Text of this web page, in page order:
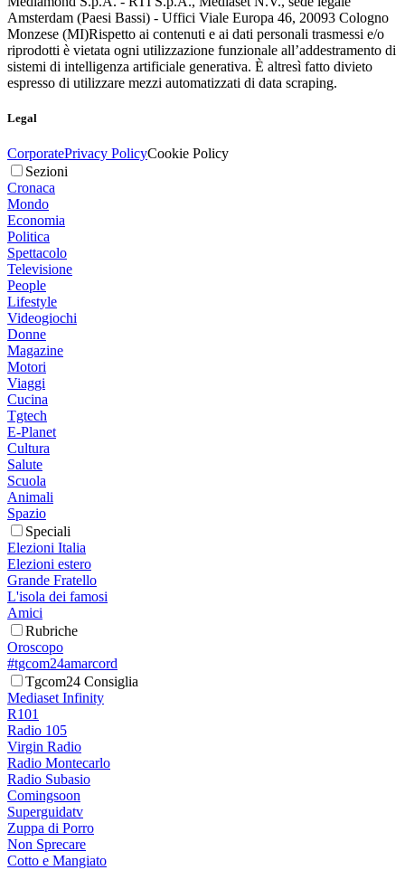
Amsterdam (Paesi Bassi) - Uffici Viale Europa 46, 20093 Cologno
Monzese (MI)Rispetto ai contenuti e ai dati personali trasmessi e/o
riprodotti è vietata ogni utilizzazione funzionale all’addestramento di
sistemi di intelligenza artificiale generativa. È altresì fatto divieto
espresso di utilizzare mezzi automatizzati di data scraping.
Legal
CorporatePrivacy PolicyCookie Policy
Sezioni
Cronaca
Mondo
Economia
Politica
Spettacolo
Televisione
People
Lifestyle
Videogiochi
Donne
Magazine
Motori
Viaggi
Cucina
Tgtech
E-Planet
Cultura
Salute
Scuola
Animali
Spazio
Speciali
Elezioni Italia
Elezioni estero
Grande Fratello
L'isola dei famosi
Amici
Rubriche
Oroscopo
#tgcom24amarcord
Tgcom24 Consiglia
Mediaset Infinity
R101
Radio 105
Virgin Radio
Radio Montecarlo
Radio Subasio
Comingsoon
Superguidatv
Zuppa di Porro
Non Sprecare
Cotto e Mangiato